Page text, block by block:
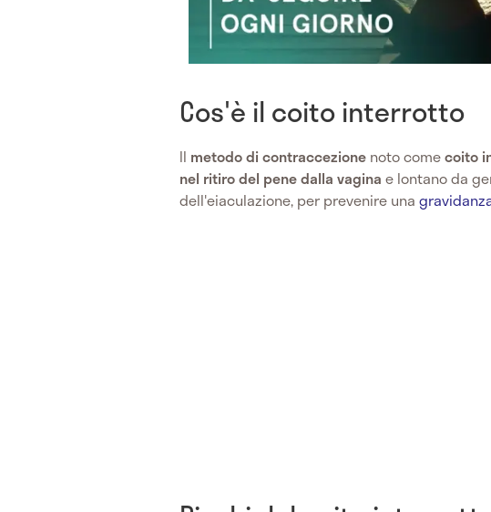
Cos'è il coito interrotto
Il metodo di contraccezione noto comecoito
nel ritiro del pene dalla vagina e lontano da
dell'eiaculazione, per prevenire una